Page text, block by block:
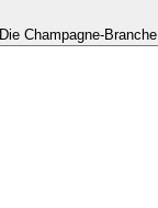
Die Champagne-Branche